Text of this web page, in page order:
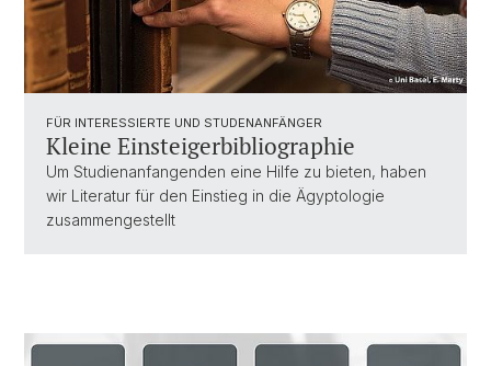
FÜR INTERESSIERTE UND STUDENANFÄNGER
Kleine Einsteigerbibliographie
Um Studienanfangenden eine Hilfe zu bieten, haben
wir Literatur für den Einstieg in die Ägyptologie
zusammengestellt